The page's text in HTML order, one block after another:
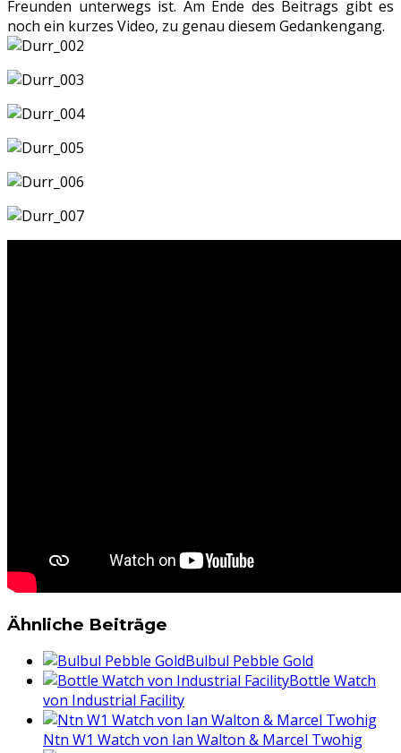
Freunden unterwegs ist. Am Ende des Beitrags gibt es
noch ein kurzes Video, zu genau diesem Gedankengang.
Ähnliche Beiträge
Bulbul Pebble Gold
Bottle Watch
von Industrial Facility
Ntn W1 Watch von Ian Walton & Marcel Twohig